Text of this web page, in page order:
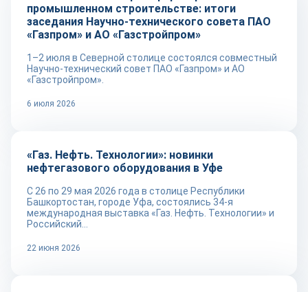
промышленном строительстве: итоги
заседания Научно-технического совета ПАО
«Газпром» и АО «Газстройпром»
1–2 июля в Северной столице состоялся совместный
Научно-технический совет ПАО «Газпром» и АО
«Газстройпром».
6 июля 2026
Репортаж
«Газ. Нефть. Технологии»: новинки
нефтегазового оборудования в Уфе
С 26 по 29 мая 2026 года в столице Республики
Башкортостан, городе Уфа, состоялись 34-я
международная выставка «Газ. Нефть. Технологии» и
Российский...
22 июня 2026
Новости